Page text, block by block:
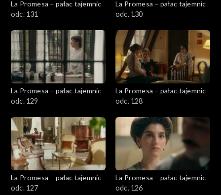
La Promesa – pałac tajemnic
odc. 131
La Promesa – pałac tajemnic
odc. 130
La Promesa – pałac tajemnic
odc. 129
La Promesa – pałac tajemnic
odc. 128
La Promesa – pałac tajemnic
odc. 127
La Promesa – pałac tajemnic
odc. 126